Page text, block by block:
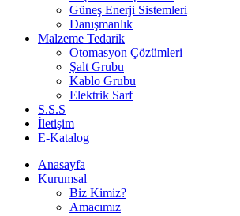
Güneş Enerji Sistemleri
Danışmanlık
Malzeme Tedarik
Otomasyon Çözümleri
Şalt Grubu
Kablo Grubu
Elektrik Sarf
S.S.S
İletişim
E-Katalog
Anasayfa
Kurumsal
Biz Kimiz?
Amacımız